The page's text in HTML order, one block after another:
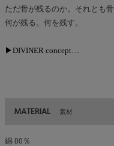
ただ骨が残るのか。それとも骨
何が残る。何を残す。
▶DIVINER concept…
MATERIAL 素材
綿 80％